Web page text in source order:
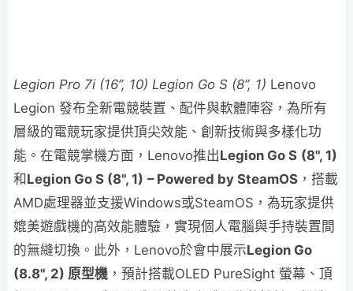
Legion Pro 7i (16”, 10) Legion Go S (8”, 1) Lenovo
Legion 發布全新電競裝置、配件與軟體陣容，為所有
層級的電競玩家提供頂尖效能、創新技術與多樣化功
能。在電競掌機方面，Lenovo推出Legion Go S (8", 1)
和 Legion Go S (8", 1) – Powered by SteamOS ，搭載
AMD處理器並支援Windows或SteamOS，為玩家提供
媲美遊戲機的高效能體驗，實現個人電腦與手持裝置間
的無縫切換。此外，Lenovo於會中展示Legion Go
(8.8", 2) 原型機 ，預計搭載OLED PureSight 螢幕、頂